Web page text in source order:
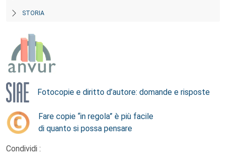
STORIA
Fotocopie e diritto d’autore: domande e risposte
Fare copie “in regola” è più facile
di quanto si possa pensare
Condividi :